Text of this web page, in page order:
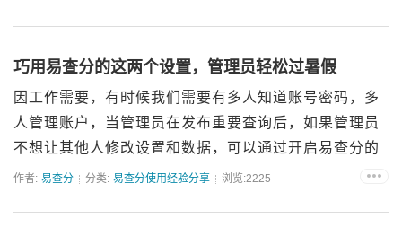
巧用易查分的这两个设置，管理员轻松过暑假
因工作需要，有时候我们需要有多人知道账号密码，多
人管理账户，当管理员在发布重要查询后，如果管理员
不想让其他人修改设置和数据，可以通过开启易查分的
【禁止账号密码登录】及【禁用查询管理】这两个功能
作者: 易查分 分类: 易查分使用经验分享 浏览:2225